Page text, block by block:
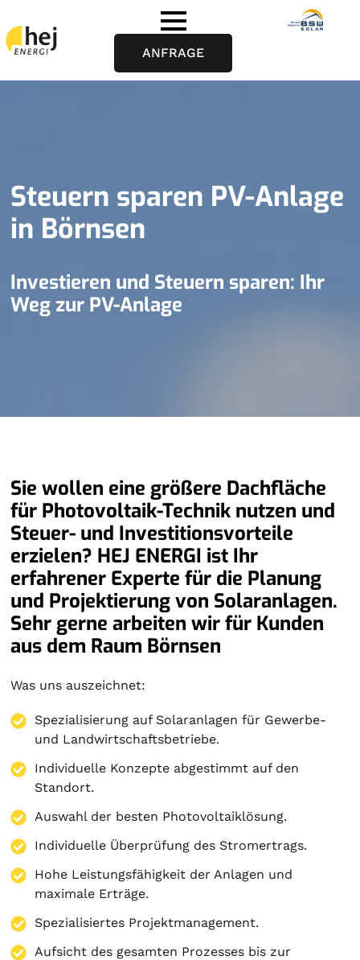
ANFRAGE
Steuern sparen PV-Anlage
in Börnsen
Investieren und Steuern sparen: Ihr
Weg zur PV-Anlage
Sie wollen eine größere Dachfläche
für Photovoltaik-Technik nutzen und
Steuer- und Investitionsvorteile
erzielen? HEJ ENERGI ist Ihr
erfahrener Experte für die Planung
und Projektierung von Solaranlagen.
Sehr gerne arbeiten wir für Kunden
aus dem Raum Börnsen
Was uns auszeichnet:
Spezialisierung auf Solaranlagen für Gewerbe-
und Landwirtschaftsbetriebe.
Individuelle Konzepte abgestimmt auf den
Standort.
Auswahl der besten Photovoltaiklösung.
Individuelle Überprüfung des Stromertrags.
Hohe Leistungsfähigkeit der Anlagen und
maximale Erträge.
Spezialisiertes Projektmanagement.
Aufsicht des gesamten Prozesses bis zur